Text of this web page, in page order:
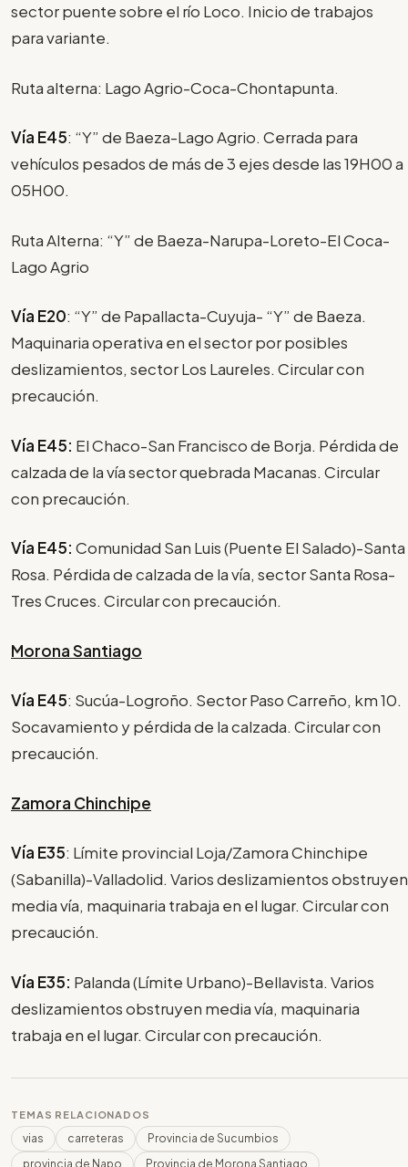
sector puente sobre el río Loco. Inicio de trabajos
para variante.
Ruta alterna: Lago Agrio-Coca-Chontapunta.
Vía E45: “Y” de Baeza-Lago Agrio. Cerrada para
vehículos pesados de más de 3 ejes desde las 19H00 a
05H00.
Ruta Alterna: “Y” de Baeza-Narupa-Loreto-El Coca-
Lago Agrio
Vía E20: “Y” de Papallacta-Cuyuja- “Y” de Baeza.
Maquinaria operativa en el sector por posibles
deslizamientos, sector Los Laureles. Circular con
precaución.
Vía E45: El Chaco-San Francisco de Borja. Pérdida de
calzada de la vía sector quebrada Macanas. Circular
con precaución.
Vía E45: Comunidad San Luis (Puente El Salado)-Santa
Rosa. Pérdida de calzada de la vía, sector Santa Rosa-
Tres Cruces. Circular con precaución.
Morona Santiago
Vía E45: Sucúa-Logroño. Sector Paso Carreño, km 10.
Socavamiento y pérdida de la calzada. Circular con
precaución.
Zamora Chinchipe
Vía E35: Límite provincial Loja/Zamora Chinchipe
(Sabanilla)-Valladolid. Varios deslizamientos obstruyen
media vía, maquinaria trabaja en el lugar. Circular con
precaución.
Vía E35: Palanda (Límite Urbano)-Bellavista. Varios
deslizamientos obstruyen media vía, maquinaria
trabaja en el lugar. Circular con precaución.
TEMAS RELACIONADOS
vias carreteras
Provincia de Sucumbios
provincia de Napo
Provincia de Morona Santiago